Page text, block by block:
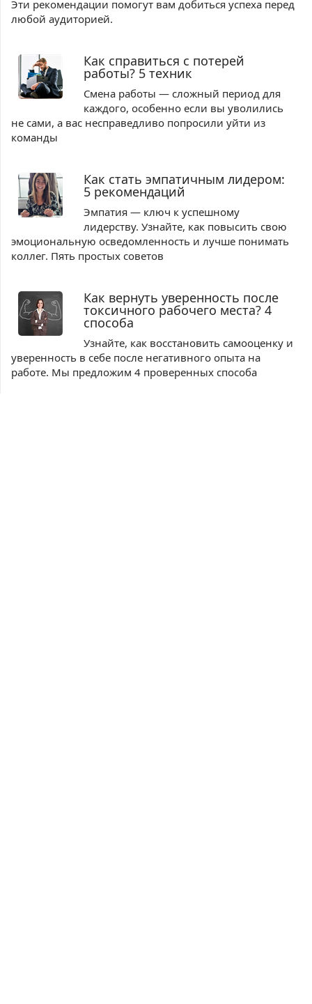
Эти рекомендации помогут вам добиться успеха перед
любой аудиторией.
Как справиться с потерей
работы? 5 техник
Смена работы — сложный период для
каждого, особенно если вы уволились
не сами, а вас несправедливо попросили уйти из
команды
Как стать эмпатичным лидером:
5 рекомендаций
Эмпатия — ключ к успешному
лидерству. Узнайте, как повысить свою
эмоциональную осведомленность и лучше понимать
коллег. Пять простых советов
Как вернуть уверенность после
токсичного рабочего места? 4
способа
Узнайте, как восстановить самооценку и
уверенность в себе после негативного опыта на
работе. Мы предложим 4 проверенных способа